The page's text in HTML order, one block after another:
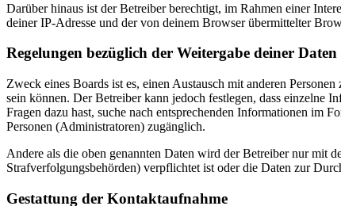
Darüber hinaus ist der Betreiber berechtigt, im Rahmen einer
deiner IP-Adresse und der von deinem Browser übermittelter
Regelungen bezüglich der Weitergabe deiner Daten
Zweck eines Boards ist es, einen Austausch mit anderen
sein können. Der Betreiber kann jedoch festlegen, dass einzelne
Fragen dazu hast, suche nach entsprechenden Informationen im
Personen (Administratoren) zugänglich.
Andere als die oben genannten Daten wird der Betreiber nur mit
Strafverfolgungsbehörden) verpflichtet ist oder die Daten zur
Gestattung der Kontaktaufnahme